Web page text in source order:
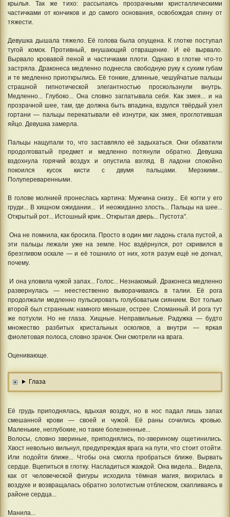
крылья. Так же тихо: рассыпаясь прозрачными кристаллическими
частичками от кончиков и до самого основания, освобождая спину от
тяжести.
Девушка дышала тяжело. Её голова была опущена. К глотке поступал
тугой комок. Противный, внушающий отвращение. И её вырвало.
Вырвало кровавой пеной и частичками плоти. Однако в глотке что-то
застряла. Драконеса медленно поднесла свободную руку к сухим губам
и те медленно приоткрылись. Её тонкие, длинные, чешуйчатые пальцы
страшной гипнотической элегантностью проскользнули внутрь.
Медленно... Глубоко... Она словно заглатывала себя. Как змея... и на
прозрачной шее, там, где должна быть впадина, вздулся твёрдый узел
гортани — пальцы перекатывали её изнутри, как змея, проглотившая
яйцо. Девушка замерла.
Пальцы нащупали то, что заставляло её задыхаться. Они обхватили
продолговатый предмет и медленно потянули обратно. Девушка
вздохнула горячий воздух и опустила взгляд. В ладони спокойно
покоился кусок кисти с двумя пальцами. Мерзкими...
Полупереваренными.
В голове молнией пронеслась картина: Мужчина снизу... Её когти у его
груди... В хищном ожидании... И неожиданно злость... Пальцы на шее...
Открытый рот... Истошный крик... Открытая дверь... Пустота".
Она не помнила, как бросила. Просто в один миг ладонь стала пустой, а
эти пальцы лежали уже на земле. Нос вздёрнулся, рот скривился в
брезгливом оскале — и её тошнило от них, хотя разум ещё не догнал,
почему.
И она уловила чужой запах... Голос... Незнакомый. Драконеса медленно
развернулась — неестественно выворачиваясь в талии. Её рога
продолжали медленно пульсировать голубоватым сиянием. Вот только
второй был странным: намного меньше, острее. Сломанный. И рога тут
же потухли. Но не глаза. Хищные. Неправильные. Радужка — будто
множество разбитых кристальных осколков, а внутри — яркая
фиолетовая полоса, словно зрачок. Они смотрели на врага.
Оценивающе.
Глаза
Её грудь приподнялась, вдыхая воздух, но в нос падал лишь запах
смешанной крови — своей и чужой. Её раны сочились кровью.
Маленькие, неглубокие, но такие болезненные...
Волосы, словно звериные, приподнялись, по-звериному ощетинились.
Хвост невольно вильнул, предупреждая врага на пути, что стоит отойти.
Или подойти ближе... Чтобы она смогла пробраться ближе. Вырвать
сердце. Вцепиться в глотку. Насладиться жаждой. Она видела... Видела,
как от человеческой фигуры исходила тёмная магия, вихрилась в
воздухе и возвращалась обратно золотистым отблеском, скапливаясь в
районе сердца...
Манила...